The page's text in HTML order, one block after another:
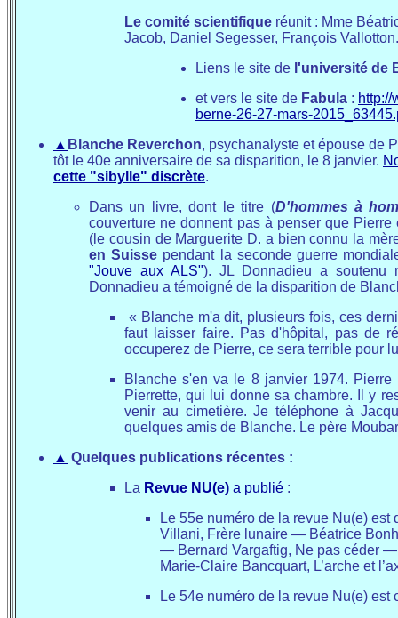
Le comité scientifique réunit : Mme
Jacob, Daniel Segesser, François
Liens le site de l'université de
et vers le site de Fabula :
berne-26-27-mars-
▲ Blanche Reverchon, psychanalyste et épouse de
tôt le 40e anniversaire de sa disparition, le 8 janvier.
cette "sibylle" discrète.
Dans un livre, dont le titre (D'hommes à
couverture ne donnent pas à penser que
(le cousin de Marguerite D. a bien connu la
en Suisse pendant la seconde guerre
"Jouve aux ALS"). JL Donnadieu a soutenu
Donnadieu a témoigné de la disparition de
« Blanche m'a dit, plusieurs fois, ces
faut laisser faire. Pas d'hôpital, pas de
occuperez de Pierre, ce sera terrible pour
Blanche s'en va le 8 janvier 1974.
Pierrette, qui lui donne sa chambre. Il y
venir au cimetière. Je téléphone à
quelques amis de Blanche. Le père
▲ Quelques publications récentes :
La Revue NU(e) a publié :
Le 55e numéro de la revue Nu(e) est
Villani, Frère lunaire — Béatrice
— Bernard Vargaftig, Ne pas céder
Marie-Claire Bancquart, L’arche et
Le 54e numéro de la revue Nu(e) est